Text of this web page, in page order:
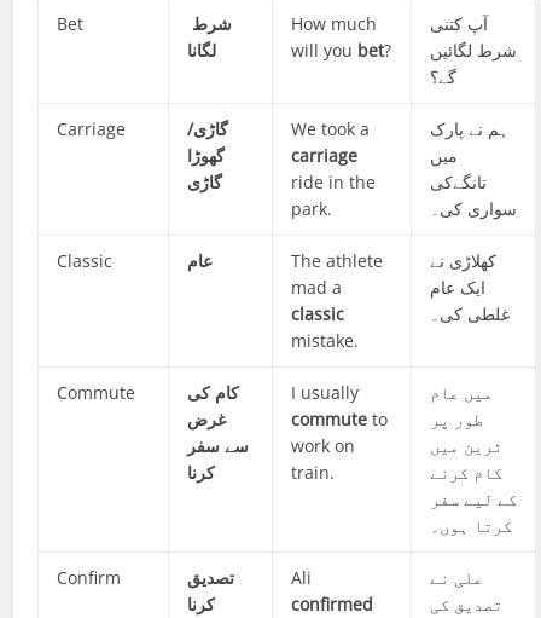
Bet
لگانا
How much
will you bet?
آپ کتنی
شرط لگائیں
گے؟
Carriage گاڑی/
گھوڑا
گاڑی
We took a
carriage
ride in the
park.
ہم نے پارک
میں
تانگےکی
سواری کی۔
Classic عام
The athlete
mad a
classic
mistake.
کھلاڑی نے
ایک عام
غلطی کی۔
Commute
کام کی
غرض
سے سفر
کرنا
I usually
commute to
work on
train.
میں عام
طور پر
ٹرین میں
کام کرنے
کے لیے سفر
کرتا ہوں۔
Confirm
تصدیق
کرنا
Ali
confirmed
علی نے
تصدیق کی